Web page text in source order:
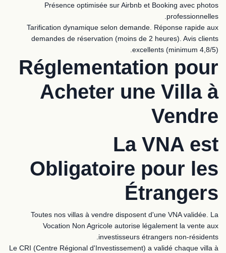
Présence optimisée sur Airbnb et Booking avec photos
professionnelles.
Tarification dynamique selon demande. Réponse rapide aux
demandes de réservation (moins de 2 heures). Avis clients
excellents (minimum 4,8/5).
Réglementation pour
Acheter une Villa à
Vendre
La VNA est
Obligatoire pour les
Étrangers
Toutes nos villas à vendre disposent d'une VNA validée. La
Vocation Non Agricole autorise légalement la vente aux
investisseurs étrangers non-résidents.
Le CRI (Centre Régional d'Investissement) a validé chaque villa à